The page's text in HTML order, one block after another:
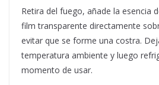
Retira del fuego, añade la esencia
film transparente directamente
evitar que se forme una costra.
temperatura ambiente y luego
momento de usar.